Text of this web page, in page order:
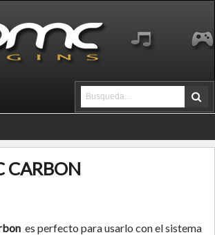
CARBON
es perfecto para usarlo con el sistema